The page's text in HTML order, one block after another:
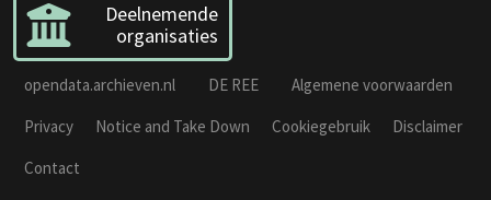
Deelnemende
organisaties
opendata.archieven.nl DE REE
Algemene voorwaarden
Privacy
Notice and Take Down Cookiegebruik
Disclaimer
Contact